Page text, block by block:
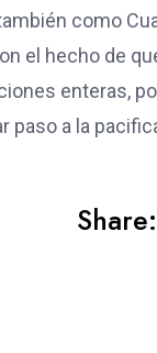
como
el hecho de
enteras,
paso a la
Share: